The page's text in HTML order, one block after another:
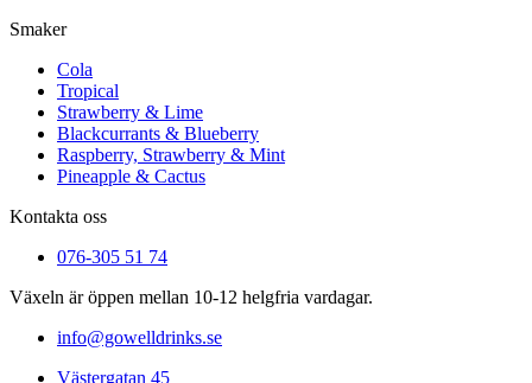
Smaker
Cola
Tropical
Strawberry & Lime
Blackcurrants & Blueberry
Raspberry, Strawberry & Mint
Pineapple & Cactus
Kontakta oss
076-305 51 74
Växeln är öppen mellan 10-12 helgfria vardagar.
info@gowelldrinks.se
Västergatan 45